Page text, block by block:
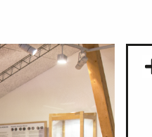
denhallstattzeitlichen
dem prähistorischen
Franz Neururer
. Darunter befindet
ältesten bekannten Helmen